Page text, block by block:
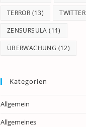
TERROR (13) TWITTER
ZENSURSULA (11)
ÜBERWACHUNG (12)
Kategorien
Allgemein
Allgemeines